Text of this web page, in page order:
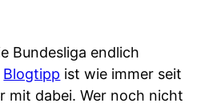
Bundesliga endlich
Blogtipp ist wie immer seit
mit dabei. Wer noch nicht